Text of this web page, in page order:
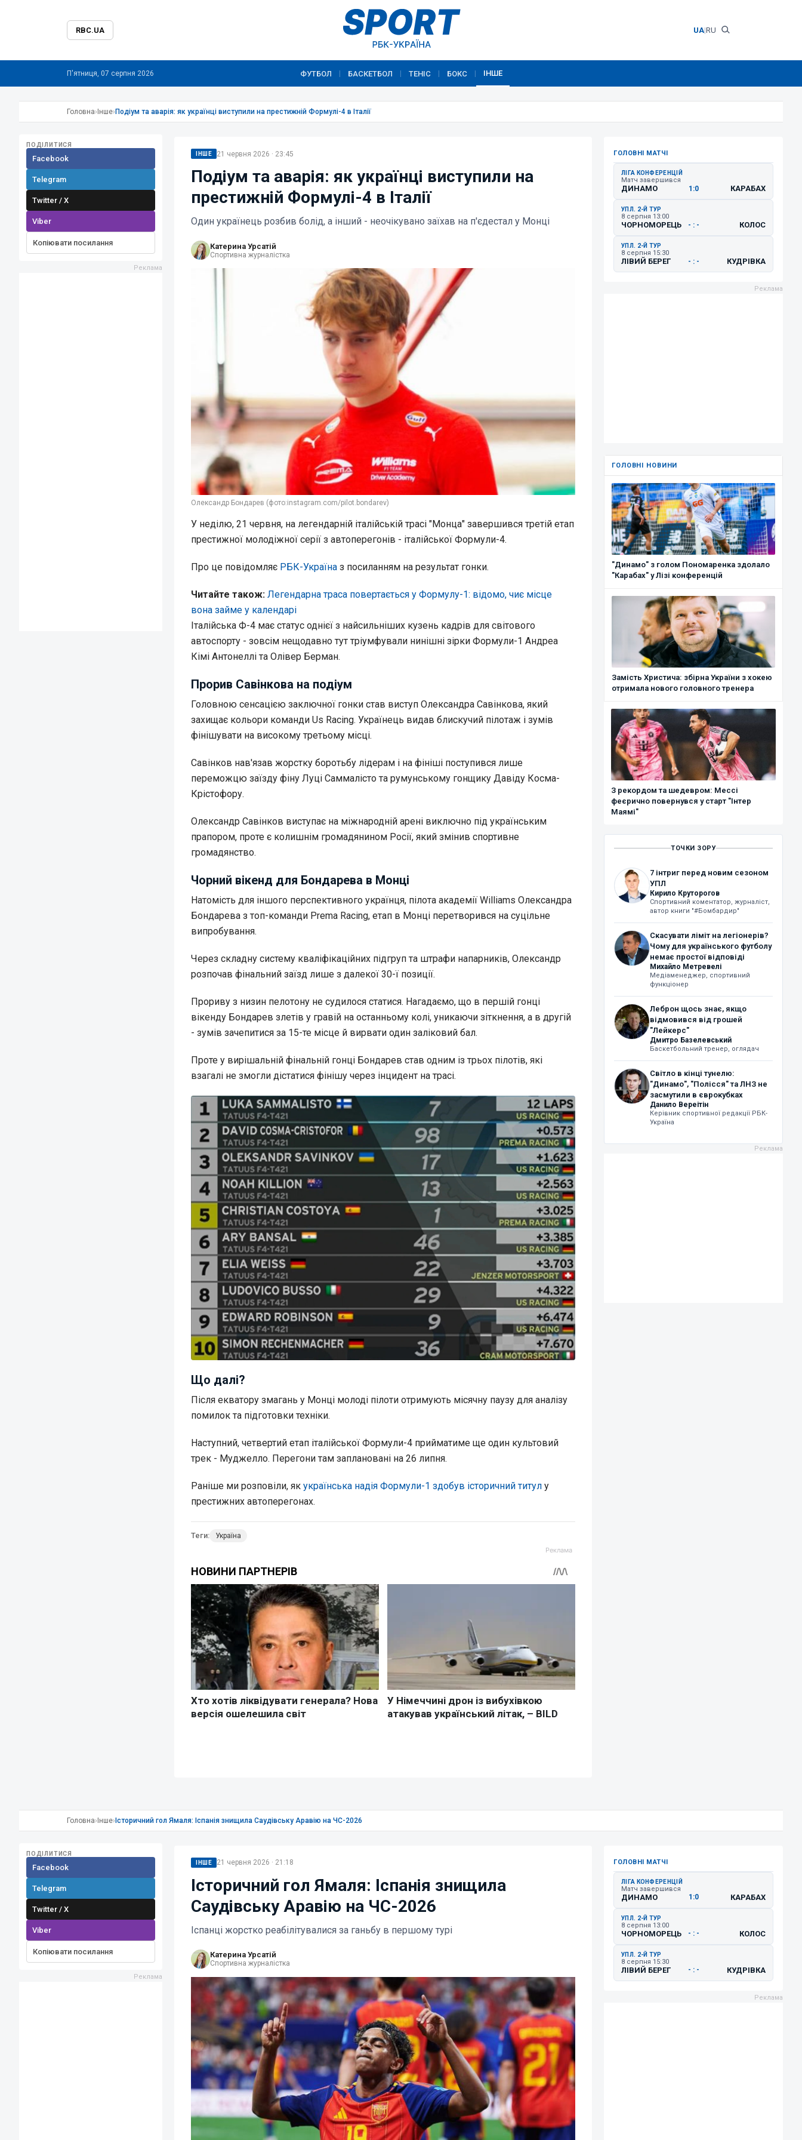
RBC.UA UA|RU
П'ятниця, 07 серпня 2026 ФУТБОЛ БАСКЕТБОЛ ТЕНІС БОКС ІНШЕ
Головна› Інше› Подіум та аварія: як українці виступили на престижній Формулі-4 в Італії
ПОДІЛИТИСЯ
Facebook
Telegram
Twitter / X
Viber
Копіювати посилання
ІНШЕ 21 червня 2026 · 23:45
Подіум та аварія: як українці виступили на
престижній Формулі-4 в Італії
Один українець розбив болід, а інший - неочікувано заїхав на п'єдестал у Монці
Катерина Урсатій
Спортивна журналістка
Олександр Бондарев (фото:instagram.com/pilot.bondarev)
У неділю, 21 червня, на легендарній італійській трасі "Монца" завершився третій етап
престижної молодіжної серії з автоперегонів - італійської Формули-4.
Про це повідомляє РБК-Україна з посиланням на результат гонки.
Читайте також: Легендарна траса повертається у Формулу-1: відомо, чиє місце
вона займе у календарі
Італійська Ф-4 має статус однієї з найсильніших кузень кадрів для світового
автоспорту - зовсім нещодавно тут тріумфували нинішні зірки Формули-1 Андреа
Кімі Антонеллі та Олівер Берман.
Прорив Савінкова на подіум
Головною сенсацією заключної гонки став виступ Олександра Савінкова, який
захищає кольори команди Us Racing. Українець видав блискучий пілотаж і зумів
фінішувати на високому третьому місці.
Савінков нав'язав жорстку боротьбу лідерам і на фініші поступився лише
переможцю заїзду фіну Луці Саммалісто та румунському гонщику Давіду Косма-
Крістофору.
Олександр Савінков виступає на міжнародній арені виключно під українським
прапором, проте є колишнім громадянином Росії, який змінив спортивне
громадянство.
Чорний вікенд для Бондарева в Монці
Натомість для іншого перспективного українця, пілота академії Williams Олександра
Бондарева з топ-команди Prema Racing, етап в Монці перетворився на суцільне
випробування.
Через складну систему кваліфікаційних підгруп та штрафи напарників, Олександр
розпочав фінальний заїзд лише з далекої 30-ї позиції.
Прориву з низин пелотону не судилося статися. Нагадаємо, що в першій гонці
вікенду Бондарев злетів у гравій на останньому колі, уникаючи зіткнення, а в другій
- зумів зачепитися за 15-те місце й вирвати один заліковий бал.
Проте у вирішальній фінальній гонці Бондарев став одним із трьох пілотів, які
взагалі не змогли дістатися фінішу через інцидент на трасі.
Що далі?
Після екватору змагань у Монці молоді пілоти отримують місячну паузу для аналізу
помилок та підготовки техніки.
Наступний, четвертий етап італійської Формули-4 прийматиме ще один культовий
трек - Муджелло. Перегони там заплановані на 26 липня.
Раніше ми розповіли, як українська надія Формули-1 здобув історичний титул у
престижних автоперегонах.
Теги: Україна
ГОЛОВНІ МАТЧІ
ЛІГА КОНФЕРЕНЦІЙ
Матч завершився
ДИНАМО 1:0 КАРАБАХ
УПЛ. 2-Й ТУР
8 серпня 13:00
ЧОРНОМОРЕЦЬ - : - КОЛОС
УПЛ. 2-Й ТУР
8 серпня 15:30
ЛІВИЙ БЕРЕГ - : - КУДРІВКА
ГОЛОВНІ НОВИНИ
"Динамо" з голом Пономаренка здолало
"Карабах" у Лізі конференцій
Замість Христича: збірна України з хокею
отримала нового головного тренера
З рекордом та шедевром: Мессі
феєрично повернувся у старт "Інтер
Маямі"
ТОЧКИ ЗОРУ
7 інтриг перед новим сезоном
УПЛ
Кирило Круторогов
Спортивний коментатор, журналіст,
автор книги "#Бомбардир"
Скасувати ліміт на легіонерів?
Чому для українського футболу
немає простої відповіді
Михайло Метревелі
Медіаменеджер, спортивний
функціонер
Леброн щось знає, якщо
відмовився від грошей
"Лейкерс"
Дмитро Базелевський
Баскетбольний тренер, оглядач
Світло в кінці тунелю:
"Динамо", "Полісся" та ЛНЗ не
засмутили в єврокубках
Данило Вереітін
Керівник спортивної редакції РБК-
Україна
Головна›Інше›Історичний гол Ямаля: Іспанія знищила Саудівську Аравію на ЧС-2026
ПОДІЛИТИСЯ
Facebook
Telegram
Twitter / X
Viber
Копіювати посилання
ІНШЕ 21 червня 2026 · 21:18
Історичний гол Ямаля: Іспанія знищила
Саудівську Аравію на ЧС-2026
Іспанці жорстко реабілітувалися за ганьбу в першому турі
Катерина Урсатій
Спортивна журналістка
ГОЛОВНІ МАТЧІ
ЛІГА КОНФЕРЕНЦІЙ
Матч завершився
ДИНАМО 1:0 КАРАБАХ
УПЛ. 2-Й ТУР
8 серпня 13:00
ЧОРНОМОРЕЦЬ - : - КОЛОС
УПЛ. 2-Й ТУР
8 серпня 15:30
ЛІВИЙ БЕРЕГ - : - КУДРІВКА